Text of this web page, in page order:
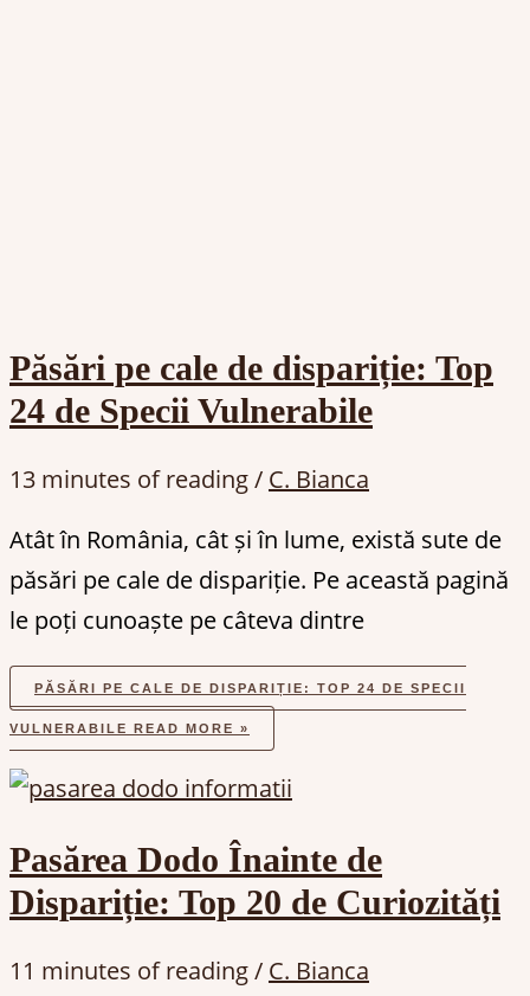
Păsări pe cale de dispariție: Top
24 de Specii Vulnerabile
13 minutes of reading/ C. Bianca
Atât în România, cât și în lume, există sute de
păsări pe cale de dispariție. Pe această pagină
le poți cunoaște pe câteva dintre
PĂSĂRI PE CALE DE DISPARIȚIE: TOP 24 DE SPECII
VULNERABILE READ MORE »
Pasărea Dodo Înainte de
Dispariție: Top 20 de Curiozități
11 minutes of reading/ C. Bianca